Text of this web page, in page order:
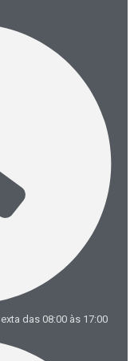
das 08:00 às 17:00